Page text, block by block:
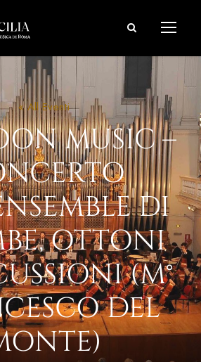
« All Eventi
MUSIC –
DI
OTTONI
(M°
DEL